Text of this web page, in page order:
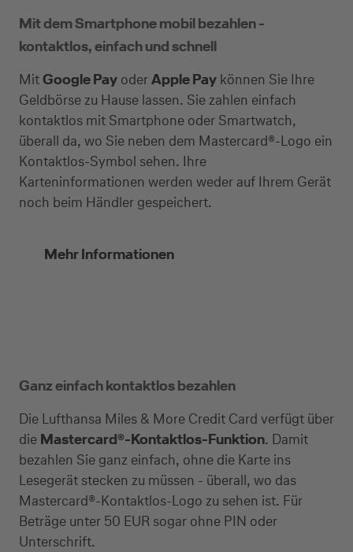
Mit dem Smartphone mobil bezahlen -
kontaktlos, einfach und schnell
MitGoogle Pay oderApple Pay können Sie Ihre
Geldbörse zu Hause lassen. Sie zahlen einfach
kontaktlos mit Smartphone oder Smartwatch,
überall da, wo Sie neben dem Mastercard®-Logo ein
Kontaktlos-Symbol sehen. Ihre
Karteninformationen werden weder auf Ihrem Gerät
noch beim Händler gespeichert.
Mehr Informationen
Ganz einfach kontaktlos bezahlen
Die Lufthansa Miles & More Credit Card verfügt über
die Mastercard®-Kontaktlos-Funktion. Damit
bezahlen Sie ganz einfach, ohne die Karte ins
Lesegerät stecken zu müssen - überall, wo das
Mastercard®-Kontaktlos-Logo zu sehen ist. Für
Beträge unter 50 EUR sogar ohne PIN oder
Unterschrift.
Selbstständige
(z.B. Gewerbetreibender, Handwerker,
Freiberufler)
Unternehmen
(z.B. e.K., Personengesellschaft (inkl. GbR),